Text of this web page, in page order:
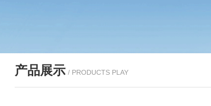
产品展示 / PRODUCTS PLAY